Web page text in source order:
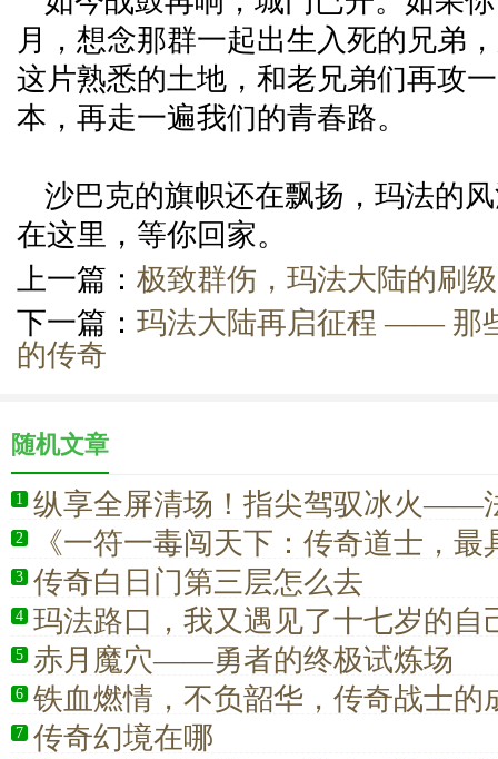
月，想念那群一起出生入死的兄弟
这片熟悉的土地，和老兄弟们再攻
本，再走一遍我们的青春路。
沙巴克的旗帜还在飘扬，玛法的
在这里，等你回家。
上一篇： 极致群伤，玛法大陆的刷
下一篇： 玛法大陆再启征程 —— 那
的传奇
随机文章
1 纵享全屏清场！指尖驾驭冰火——
2
《一符一毒闯天下：传奇道士，最
的逍遥王者》
3 传奇白日门第三层怎么去
4 玛法路口，我又遇见了十七岁的自
5 赤月魔穴——勇者的终极试炼场
6 铁血燃情，不负韶华，传奇战士的
7 传奇幻境在哪